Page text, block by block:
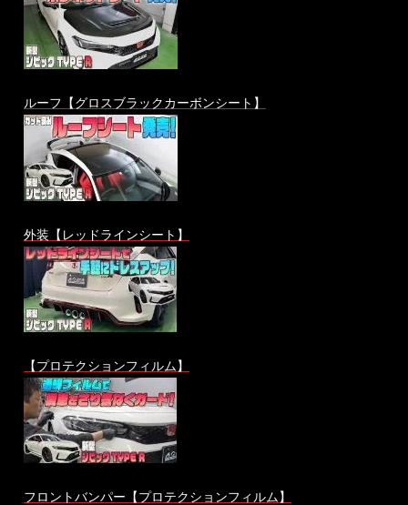
ルーフ【グロスブラックカーボンシート】
外装【レッドラインシート】
【プロテクションフィルム】
フロントバンパー【プロテクションフィルム】